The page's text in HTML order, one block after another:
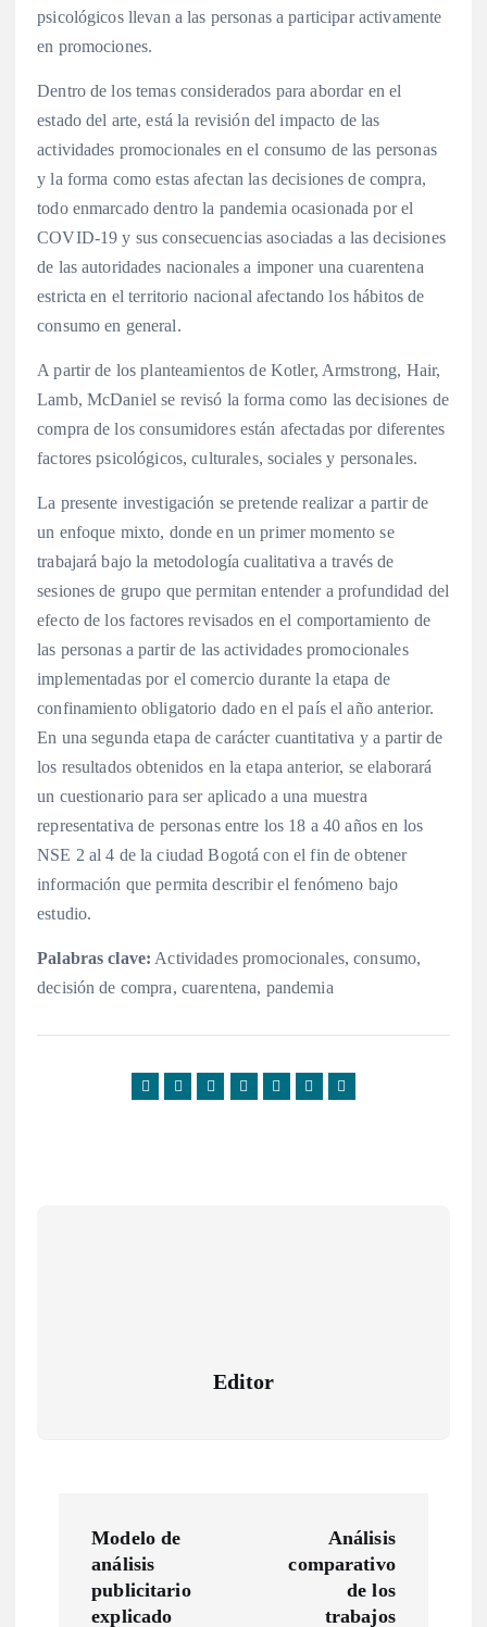
psicológicos llevan a las personas a participar activamente
en promociones.
Dentro de los temas considerados para abordar en el
estado del arte, está la revisión del impacto de las
actividades promocionales en el consumo de las personas
y la forma como estas afectan las decisiones de compra,
todo enmarcado dentro la pandemia ocasionada por el
COVID-19 y sus consecuencias asociadas a las decisiones
de las autoridades nacionales a imponer una cuarentena
estricta en el territorio nacional afectando los hábitos de
consumo en general.
A partir de los planteamientos de Kotler, Armstrong, Hair,
Lamb, McDaniel se revisó la forma como las decisiones de
compra de los consumidores están afectadas por diferentes
factores psicológicos, culturales, sociales y personales.
La presente investigación se pretende realizar a partir de
un enfoque mixto, donde en un primer momento se
trabajará bajo la metodología cualitativa a través de
sesiones de grupo que permitan entender a profundidad del
efecto de los factores revisados en el comportamiento de
las personas a partir de las actividades promocionales
implementadas por el comercio durante la etapa de
confinamiento obligatorio dado en el país el año anterior.
En una segunda etapa de carácter cuantitativa y a partir de
los resultados obtenidos en la etapa anterior, se elaborará
un cuestionario para ser aplicado a una muestra
representativa de personas entre los 18 a 40 años en los
NSE 2 al 4 de la ciudad Bogotá con el fin de obtener
información que permita describir el fenómeno bajo
estudio.
Palabras clave: Actividades promocionales, consumo,
decisión de compra, cuarentena, pandemia
Editor
Modelo de
análisis
publicitario
explicado
Análisis
comparativo
de los
trabajos